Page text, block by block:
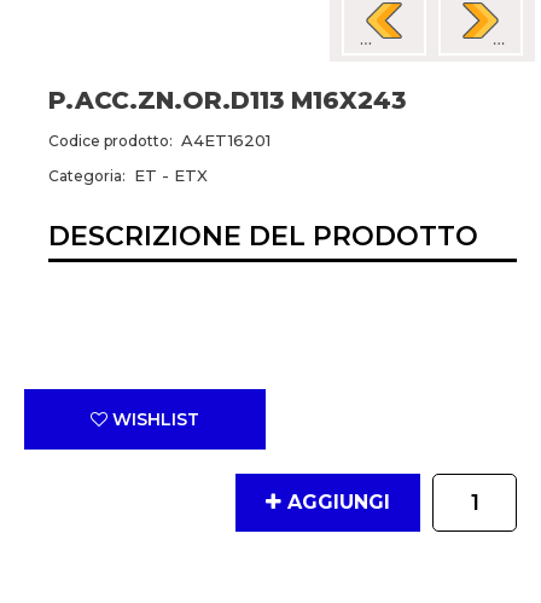
P.ACC.ZN.OR.D113 M16X243
Codice prodotto: A4ET16201
Categoria: ET - ETX
DESCRIZIONE DEL PRODOTTO
WISHLIST
AGGIUNGI